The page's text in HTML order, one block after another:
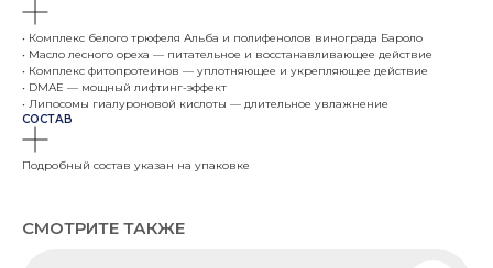
• Комплекс белого трюфеля Альба и полифенолов винограда Бароло
• Масло лесного ореха — питательное и восстанавливающее действие
• Комплекс фитопротеинов — уплотняющее и укрепляющее действие
• DМАЕ — мощный лифтинг-эффект
• Липосомы гиалуроновой кислоты — длительное увлажнение
СОСТАВ
Подробный состав указан на упаковке
СМОТРИТЕ ТАКЖЕ